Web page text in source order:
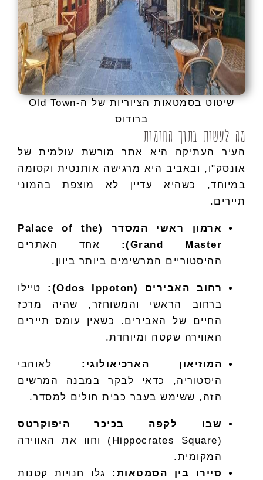
שיטוט בסמטאות הציוריות של ה-Old Town
ברודוס
מה לעשות בתוך החומות
העיר העתיקה היא אתר מורשת עולמית של
אונסק"ו, ובאביב היא מרגישה אותנטית וקסומה
במיוחד, כשהיא עדיין לא מוצפת בהמוני
תיירים.
ארמון ראשי המסדר (Palace of the
Grand Master):
אחד האתרים
ההיסטוריים המרשימים ביותר ביוון.
רחוב האבירים (Odos Ippoton):
טיילו
ברחוב הראשי והמשוחזר, שהיה מרכז
החיים של האבירים. כשאין עומס תיירים
האווירה שקטה ומיוחדת.
המוזיאון הארכיאולוגי: לאוהבי
היסטוריה, כדאי לבקר במבנה המרשים
הזה, ששימש בעבר כבית חולים למסדר.
שבו לקפה בכיכר היפוקרטס
(Hippocrates Square) וחוו את האווירה
המקומית.
סיירו בין הסמטאות: גלו חנויות קטנות